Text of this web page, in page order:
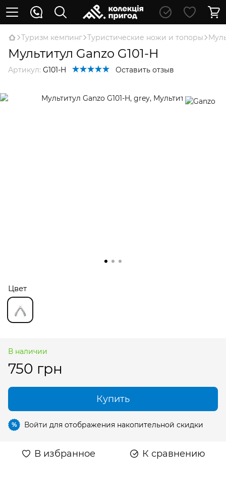
Туризм кемпинг Туристические ножи и топоры
Мультитул Ganzo G101-H
Артикул: G101-H Оставить отзыв
Цвет
В наличии
750 грн
Купить
% Войти для отображения накопительной скидки
В избранное К сравнению